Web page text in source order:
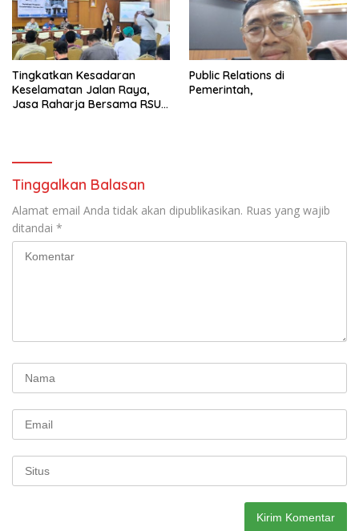
Tingkatkan Kesadaran
Keselamatan Jalan Raya,
Jasa Raharja Bersama RSU
Public Relations di
Pemerintah,
Tinggalkan Balasan
Alamat email Anda tidak akan dipublikasikan. Ruas yang wajib
ditandai *